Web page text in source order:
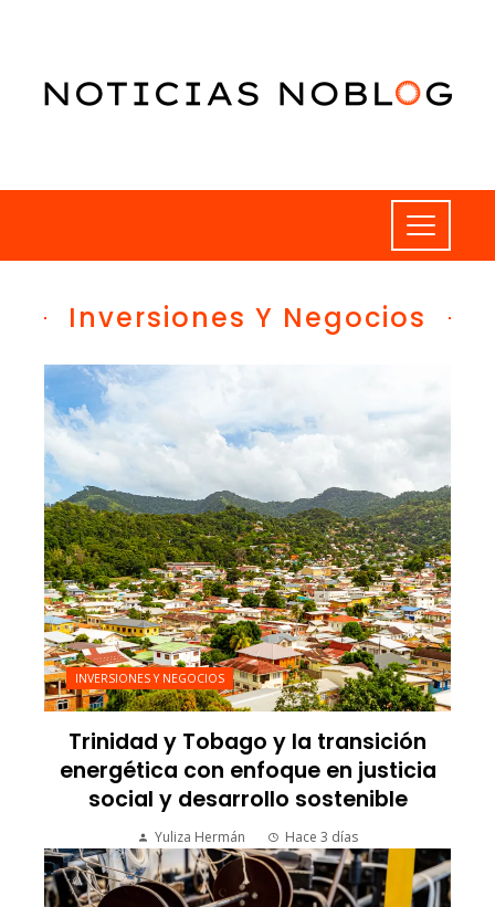
Inversiones Y Negocios
INVERSIONES Y NEGOCIOS
Trinidad y Tobago y la transición
energética con enfoque en justicia
social y desarrollo sostenible
Yuliza Hermán Hace 3 días